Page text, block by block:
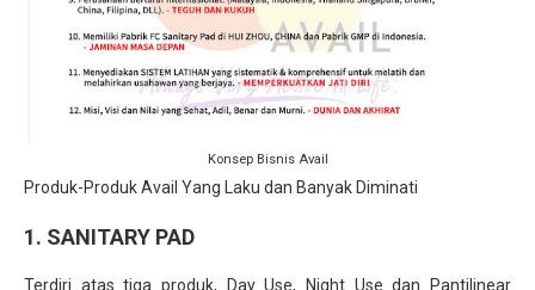
Konsep Bisnis Avail
Produk-Produk Avail Yang Laku dan Banyak Diminati
1. SANITARY PAD
Terdiri atas tiga produk, Day Use, Night Use dan Pantilinear